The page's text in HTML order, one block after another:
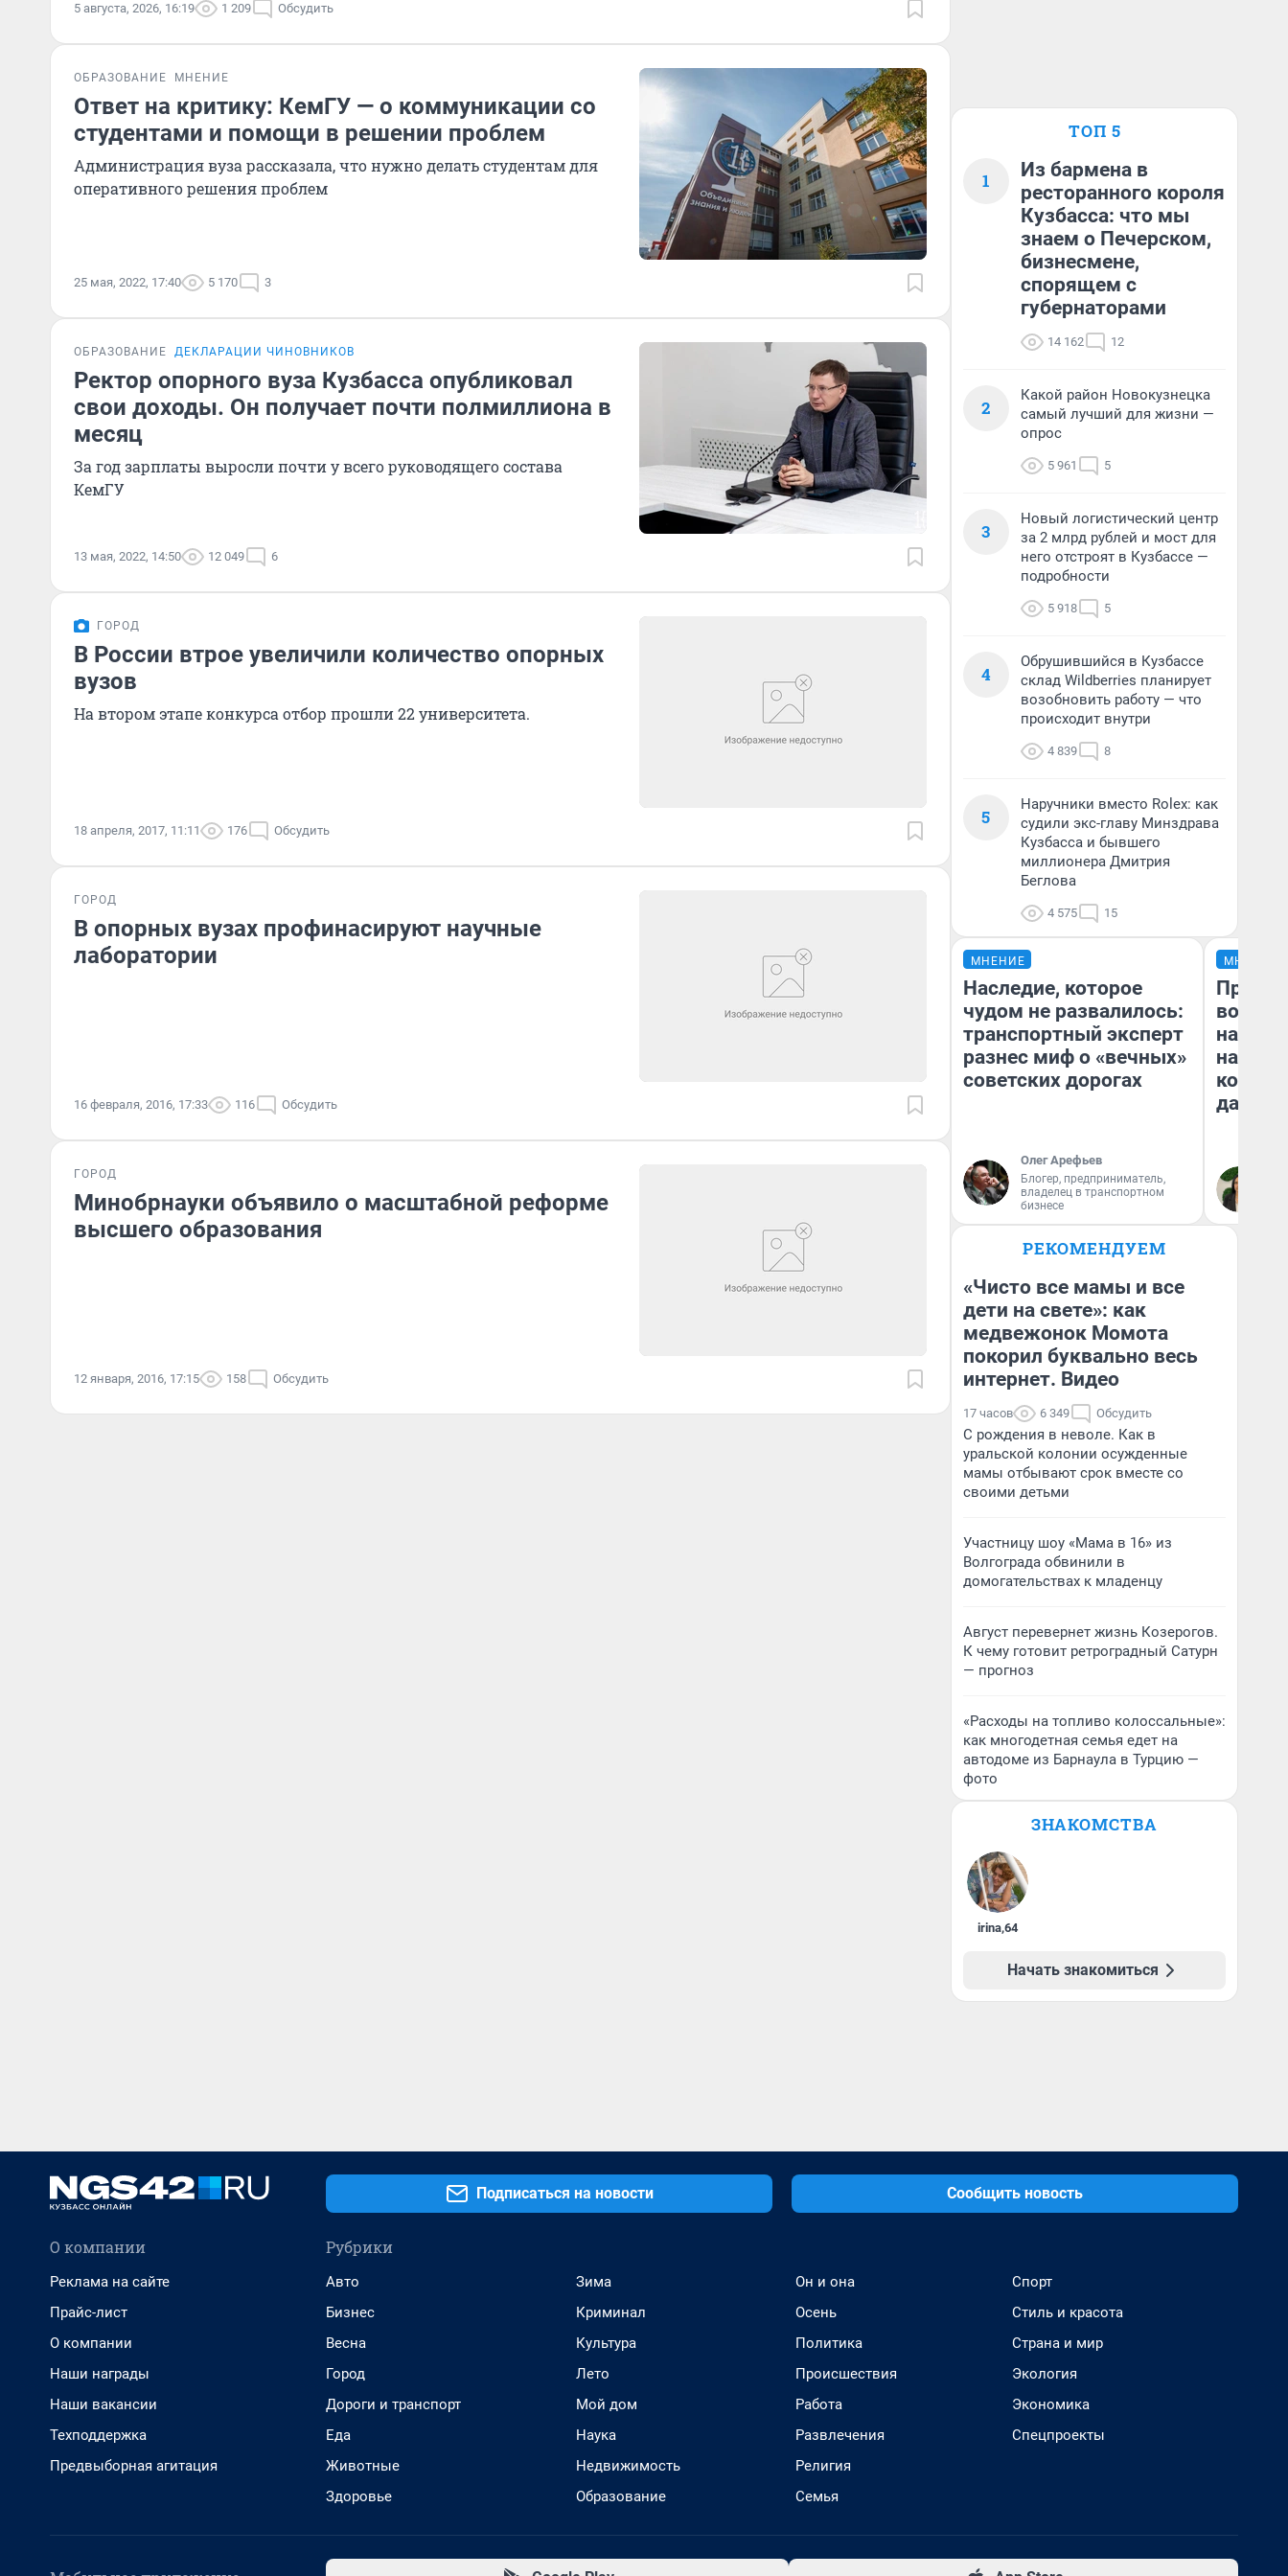
5 августа, 2026, 16:19 1 209 Обсудить
ОБРАЗОВАНИЕ МНЕНИЕ
Ответ на критику: КемГУ — о коммуникации со
студентами и помощи в решении проблем
Администрация вуза рассказала, что нужно делать студентам для
оперативного решения проблем
25 мая, 2022, 17:40 5 170 3
ОБРАЗОВАНИЕ ДЕКЛАРАЦИИ ЧИНОВНИКОВ
Ректор опорного вуза Кузбасса опубликовал
свои доходы. Он получает почти полмиллиона в
месяц
За год зарплаты выросли почти у всего руководящего состава
КемГУ
13 мая, 2022, 14:50 12 049 6
ГОРОД
В России втрое увеличили количество опорных
вузов
На втором этапе конкурса отбор прошли 22 университета.
18 апреля, 2017, 11:11 176 Обсудить
ГОРОД
В опорных вузах профинасируют научные
лаборатории
16 февраля, 2016, 17:33 116 Обсудить
ГОРОД
Минобрнауки объявило о масштабной реформе
высшего образования
12 января, 2016, 17:15 158 Обсудить
ТОП 5
1
Из бармена в
ресторанного короля
Кузбасса: что мы
знаем о Печерском,
бизнесмене,
спорящем с
губернаторами
14 162 12
2
Какой район Новокузнецка
самый лучший для жизни —
опрос
5 961 5
3
Новый логистический центр
за 2 млрд рублей и мост для
него отстроят в Кузбассе —
подробности
5 918 5
4
Обрушившийся в Кузбассе
склад Wildberries планирует
возобновить работу — что
происходит внутри
4 839 8
5
Наручники вместо Rolex: как
судили экс-главу Минздрава
Кузбасса и бывшего
миллионера Дмитрия
Беглова
4 575 15
МНЕНИЕ
Наследие, которое
чудом не развалилось:
транспортный эксперт
разнес миф о «вечных»
советских дорогах
Олег Арефьев
Блогер, предприниматель,
владелец в транспортном
бизнесе
МНЕНИЕ
нам
даже
РЕКОМЕНДУЕМ
«Чисто все мамы и все
дети на свете»: как
медвежонок Момота
покорил буквально весь
интернет. Видео
17 часов 6 349 Обсудить
С рождения в неволе. Как в
уральской колонии осужденные
мамы отбывают срок вместе со
своими детьми
Участницу шоу «Мама в 16» из
Волгограда обвинили в
домогательствах к младенцу
Август перевернет жизнь Козерогов.
К чему готовит ретроградный Сатурн
— прогноз
«Расходы на топливо колоссальные»:
как многодетная семья едет на
автодоме из Барнаула в Турцию —
фото
ЗНАКОМСТВА
irina,64
Начать знакомиться
Подписаться на новости Сообщить новость
О компании
Реклама на сайте
Прайс-лист
О компании
Наши награды
Наши вакансии
Техподдержка
Предвыборная агитация
Рубрики
Авто
Бизнес
Весна
Город
Дороги и транспорт
Еда
Животные
Здоровье
Зима
Криминал
Культура
Лето
Мой дом
Наука
Недвижимость
Образование
Он и она
Осень
Политика
Происшествия
Работа
Развлечения
Религия
Семья
Спорт
Стиль и красота
Страна и мир
Экология
Экономика
Спецпроекты